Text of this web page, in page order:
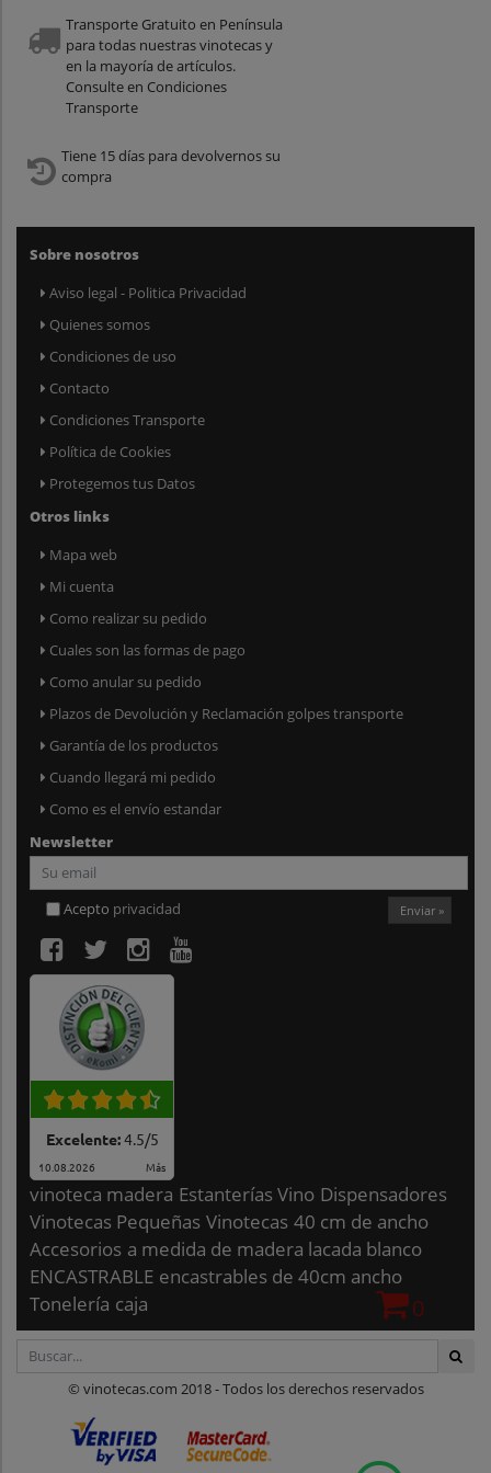
Transporte Gratuito en Península
para todas nuestras vinotecas y
en la mayoría de artículos.
Consulte en Condiciones
Transporte
Tiene 15 días para devolvernos su
compra
Sobre nosotros
Aviso legal - Politica Privacidad
Quienes somos
Condiciones de uso
Contacto
Condiciones Transporte
Política de Cookies
Protegemos tus Datos
Otros links
Mapa web
Mi cuenta
Como realizar su pedido
Cuales son las formas de pago
Como anular su pedido
Plazos de Devolución y Reclamación golpes transporte
Garantía de los productos
Cuando llegará mi pedido
Como es el envío estandar
Newsletter
Acepto privacidad Enviar »
Excelente:4.5/5
10.08.2026 Más
vinoteca madera Estanterías Vino Dispensadores
Vinotecas Pequeñas Vinotecas 40 cm de ancho
Accesorios a medida de madera lacada blanco
ENCASTRABLE encastrables de 40cm ancho
Tonelería caja 0
© vinotecas.com 2018 - Todos los derechos reservados